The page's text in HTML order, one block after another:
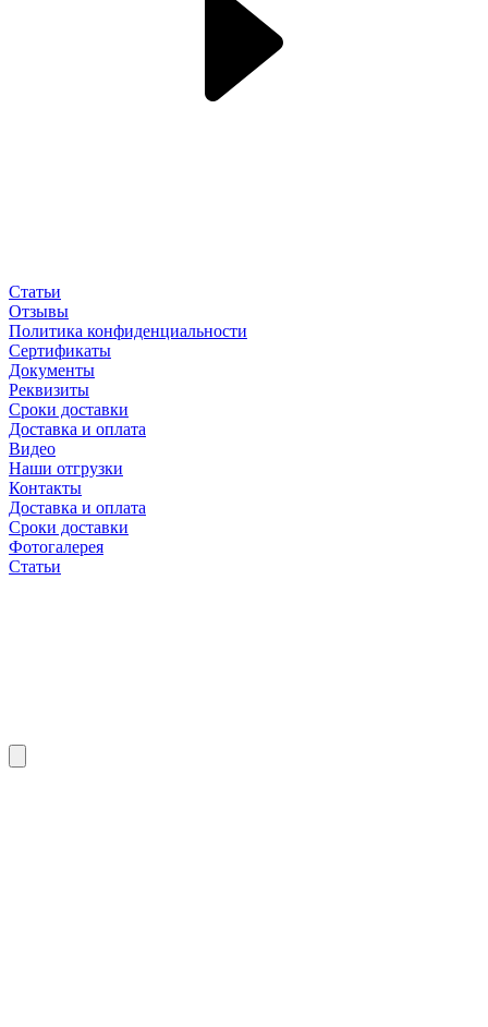
Статьи
Отзывы
Политика конфиденциальности
Сертификаты
Документы
Реквизиты
Сроки доставки
Доставка и оплата
Видео
Наши отгрузки
Контакты
Доставка и оплата
Сроки доставки
Фотогалерея
Статьи